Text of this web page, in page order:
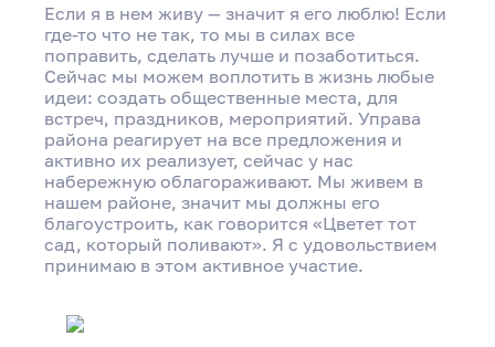
Если я в нем живу — значит я его люблю! Если
где-то что не так, то мы в силах все
поправить, сделать лучше и позаботиться.
Сейчас мы можем воплотить в жизнь любые
идеи: создать общественные места, для
встреч, праздников, мероприятий. Управа
района реагирует на все предложения и
активно их реализует, сейчас у нас
набережную облагораживают. Мы живем в
нашем районе, значит мы должны его
благоустроить, как говорится «Цветет тот
сад, который поливают». Я с удовольствием
принимаю в этом активное участие.